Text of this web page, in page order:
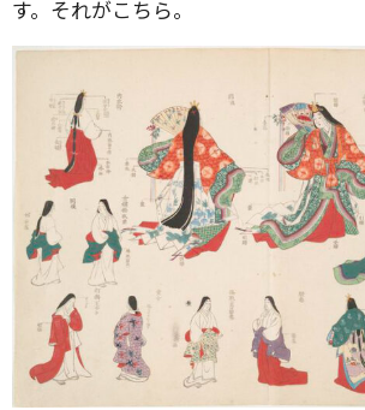
す。それがこちら。